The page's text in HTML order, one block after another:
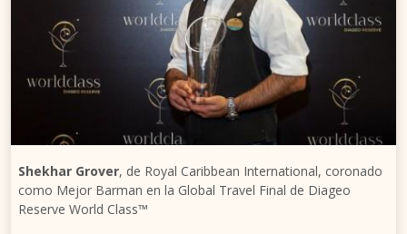
Shekhar Grover, de Royal Caribbean International, coronado
como Mejor Barman en la Global Travel Final de Diageo
Reserve World Class™